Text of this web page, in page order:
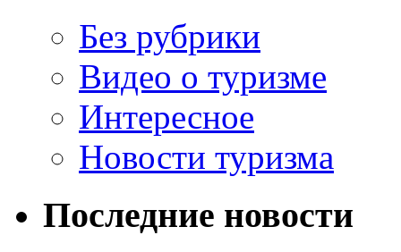
Без рубрики
Видео о туризме
Интересное
Новости туризма
Последние новости